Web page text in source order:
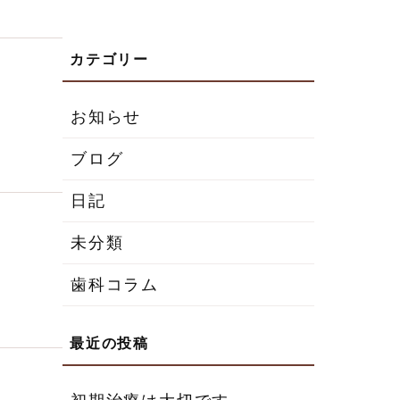
お知らせ
ブログ
日記
未分類
歯科コラム